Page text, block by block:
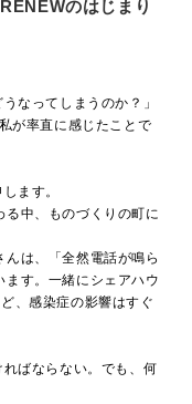
のはじまり
なってしまうのか？」
が率直に感じたことで
ます。
中、ものづくりの町に
は、「全然電話が鳴ら
す。一緒にシェアハウ
、感染症の影響はすぐ
ばならない。でも、何